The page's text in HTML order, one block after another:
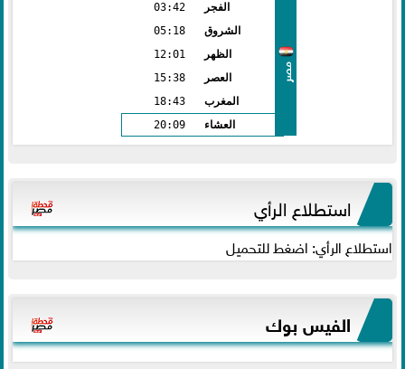
مصر
الفجر
03:42
الشروق
05:18
الظهر
12:01
العصر
15:38
المغرب
18:43
العشاء
20:09
استطلاع الرأي
استطلاع الرأي: اضغط للتحميل
الفيس بوك